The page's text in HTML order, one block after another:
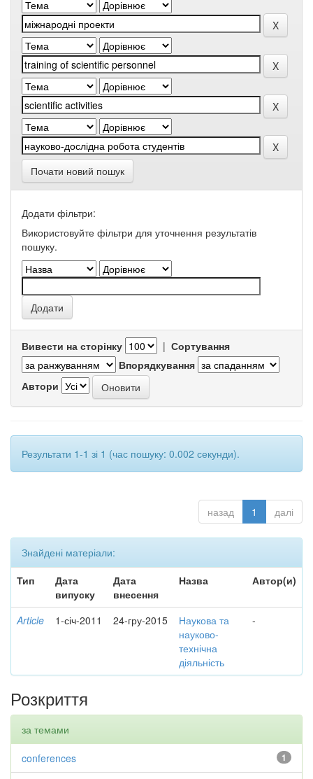
Почати новий пошук
Додати фільтри:
Використовуйте фільтри для уточнення результатів
пошуку.
Вивести на сторінку | Сортування
Впорядкування
Автори
Результати 1-1 зі 1 (час пошуку: 0.002 секунди).
назад 1 далі
Знайдені матеріали:
Тип
Дата
випуску
Дата
внесення
Назва Автор(и)
Article 1-січ-2011 24-гру-2015
Наукова та
науково-
технічна
діяльність
-
Розкриття
за темами
1
conferences